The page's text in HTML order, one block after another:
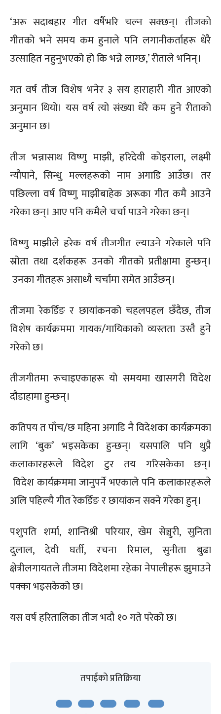
‘अरू सदाबहार गीत वर्षैभरि चल्न सक्छन्। तीजको
गीतको भने समय कम हुनाले पनि लगानीकर्ताहरू धेरै
उत्साहित नहुनुभएको हो कि भन्ने लाग्छ,’ रीताले भनिन्।
गत वर्ष तीज विशेष भनेर ३ सय हाराहारी गीत आएको
अनुमान थियो। यस वर्ष त्यो संख्या धेरै कम हुने रीताको
अनुमान छ।
तीज भन्नासाथ विष्णु माझी, हरिदेवी कोइराला, लक्ष्मी
न्यौपाने, सिन्धु मल्लहरूको नाम अगाडि आउँछ। तर
पछिल्ला वर्ष विष्णु माझीबाहेक अरूका गीत कमै आउने
गरेका छन्। आए पनि कमैले चर्चा पाउने गरेका छन्।
विष्णु माझीले हरेक वर्ष तीजगीत ल्याउने गरेकाले पनि
स्रोता तथा दर्शकहरू उनको गीतको प्रतीक्षामा हुन्छन्।
उनका गीतहरू असाध्यै चर्चामा समेत आउँछन्।
तीजमा रेकर्डिङ र छायांकनको चहलपहल छँदैछ, तीज
विशेष कार्यक्रममा गायक/गायिकाको व्यस्तता उस्तै हुने
गरेको छ।
तीजगीतमा रूचाइएकाहरू यो समयमा खासगरी विदेश
दौडाहामा हुन्छन्।
कतिपय त पाँच/छ महिना अगाडि नै विदेशका कार्यक्रमका
लागि ‘बुक’ भइसकेका हुन्छन्। यसपालि पनि थुप्रै
कलाकारहरूले विदेश टुर तय गरिसकेका छन्।
विदेश कार्यक्रममा जानुपर्ने भएकाले पनि कलाकारहरूले
अलि पहिल्यै गीत रेकर्डिङ र छायांकन सक्ने गरेका हुन्।
पशुपति शर्मा, शान्तिश्री परियार, खेम सेञ्चुरी, सुनिता
दुलाल, देवी घर्ती, रचना रिमाल, सुनीता बुढा
क्षेत्रीलगायतले तीजमा विदेशमा रहेका नेपालीहरू झुमाउने
पक्का भइसकेको छ।
यस वर्ष हरितालिका तीज भदौ १० गते परेको छ।
तपाईको प्रतिक्रिया